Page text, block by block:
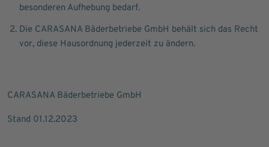
besonderen Aufhebung bedarf.
Die CARASANA Bäderbetriebe GmbH behält sich das Recht
vor, diese Hausordnung jederzeit zu ändern.
CARASANA Bäderbetriebe GmbH
Stand 01.12.2023